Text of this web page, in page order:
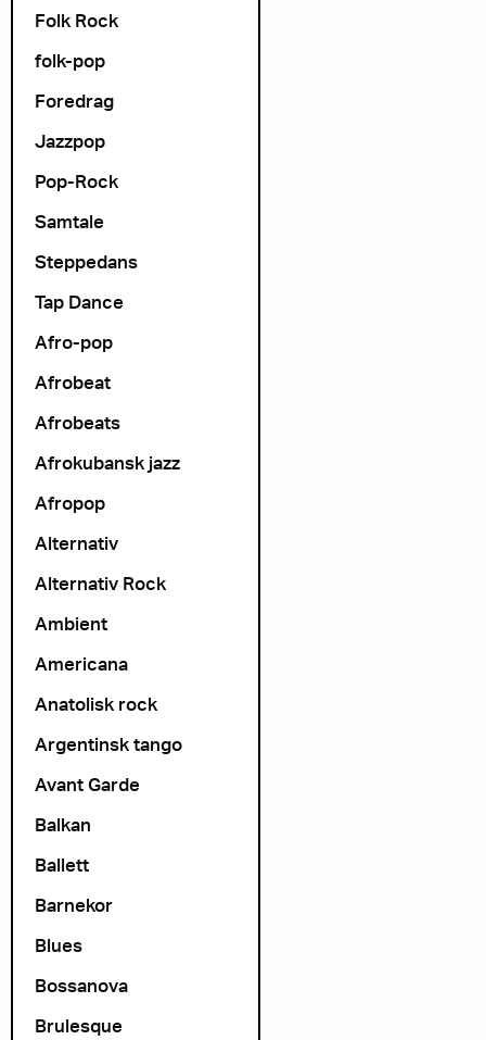
Folk Rock
folk-pop
Foredrag
Jazzpop
Pop-Rock
Samtale
Steppedans
Tap Dance
Afro-pop
Afrobeat
Afrobeats
Afrokubansk jazz
Afropop
Alternativ
Alternativ Rock
Ambient
Americana
Anatolisk rock
Argentinsk tango
Avant Garde
Balkan
Ballett
Barnekor
Blues
Bossanova
Brulesque